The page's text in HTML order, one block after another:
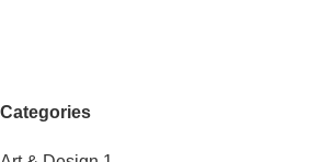
Categories